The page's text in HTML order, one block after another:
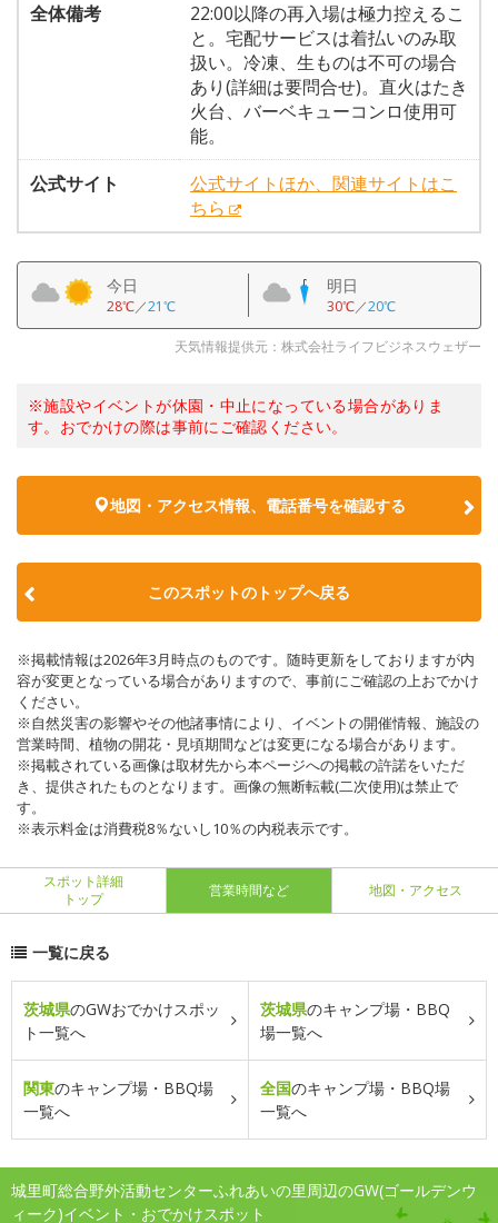
全体備考
22:00以降の再入場は極力控えるこ
と。宅配サービスは着払いのみ取
扱い。冷凍、生ものは不可の場合
あり(詳細は要問合せ)。直火はたき
火台、バーベキューコンロ使用可
能。
公式サイト
公式サイトほか、関連サイトはこ
ちら
今日
28℃／21℃
明日
30℃／20℃
天気情報提供元：株式会社ライフビジネスウェザー
※施設やイベントが休園・中止になっている場合がありま
す。おでかけの際は事前にご確認ください。
地図・アクセス情報、電話番号を確認する
このスポットのトップへ戻る
※掲載情報は2026年3月時点のものです。随時更新をしておりますが内
容が変更となっている場合がありますので、事前にご確認の上おでかけ
ください。
※自然災害の影響やその他諸事情により、イベントの開催情報、施設の
営業時間、植物の開花・見頃期間などは変更になる場合があります。
※掲載されている画像は取材先から本ページへの掲載の許諾をいただ
き、提供されたものとなります。画像の無断転載(二次使用)は禁止で
す。
※表示料金は消費税8％ないし10％の内税表示です。
スポット詳細
トップ
営業時間など 地図・アクセス
一覧に戻る
茨城県のGWおでかけスポッ
ト一覧へ
茨城県のキャンプ場・BBQ
場一覧へ
関東のキャンプ場・BBQ場
一覧へ
全国のキャンプ場・BBQ場
一覧へ
城里町総合野外活動センターふれあいの里周辺のGW(ゴールデンウ
ィーク)イベント・おでかけスポット